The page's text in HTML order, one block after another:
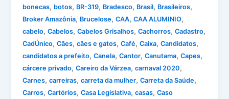
bonecas, botos, BR-319, Bradesco, Brasil, Brasileiros,
Broker Amazônia, Brucelose,CAA,CAA ALUMINIO,
cabelo,Cabelos,Cabelos Grisalhos,Cachorros,Cadastro,
CadÚnico,Cães,cães e gatos,Café,Caixa,Candidatos,
candidatos a prefeito,Canela,Cantor,Canutama,Capes,
cárcere privado,Careiro da Várzea,carnaval 2020,
Carnes,carreiras,carreta da mulher,Carreta da Saúde,
Carros,Cartórios,Casa Legislativa,casas,Caso